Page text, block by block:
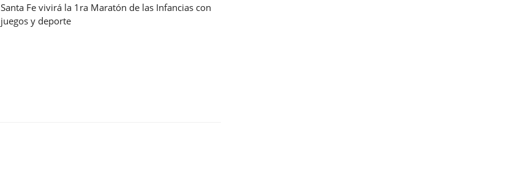
Santa Fe vivirá la 1ra Maratón de las Infancias con
juegos y deporte